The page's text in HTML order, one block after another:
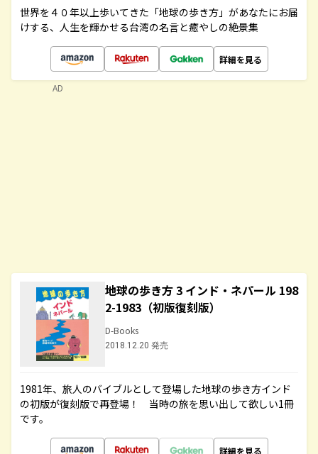
世界を４０年以上歩いてきた「地球の歩き方」があなたにお届
けする、人生を輝かせる台湾の名言と癒やしの絶景集
詳細を見る
地球の歩き方 3 インド・ネパール 198
2-1983（初版復刻版）
D-Books
2018.12.20 発売
1981年、旅人のバイブルとして登場した地球の歩き方インド
の初版が復刻版で再登場！ 当時の旅を思い出して欲しい1冊
です。
詳細を見る
AD